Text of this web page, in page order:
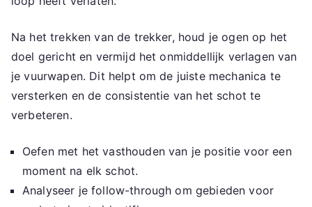
Na het trekken van de trekker, houd je ogen op het
doel gericht en vermijd het onmiddellijk verlagen van
je vuurwapen. Dit helpt om de juiste mechanica te
versterken en de consistentie van het schot te
verbeteren.
Oefen met het vasthouden van je positie voor een
moment na elk schot.
Analyseer je follow-through om gebieden voor